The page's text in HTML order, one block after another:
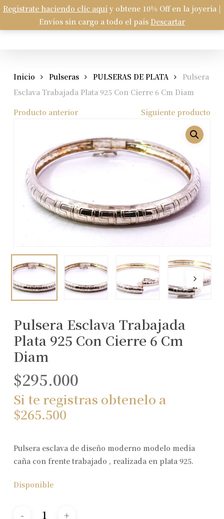
Registrate haciendo clic aquí y obtene 10% Off en la joyería |
Envíos sin cargo a todo el país Descartar
Skip
main
search
Carrito Cart
Inicio Pulseras PULSERAS DE PLATA
Pulsera
Esclava Trabajada Plata 925 Con Cierre 6 Cm Diam
Producto anterior
Siguiente producto
Pulsera Esclava Trabajada
Plata 925 Con Cierre 6 Cm
Diam
$295.000
Si te registras obtenelo a
$265.500
Pulsera esclava de diseño moderno modelo media
caña con frente trabajado , realizada en plata 925.
Disponible